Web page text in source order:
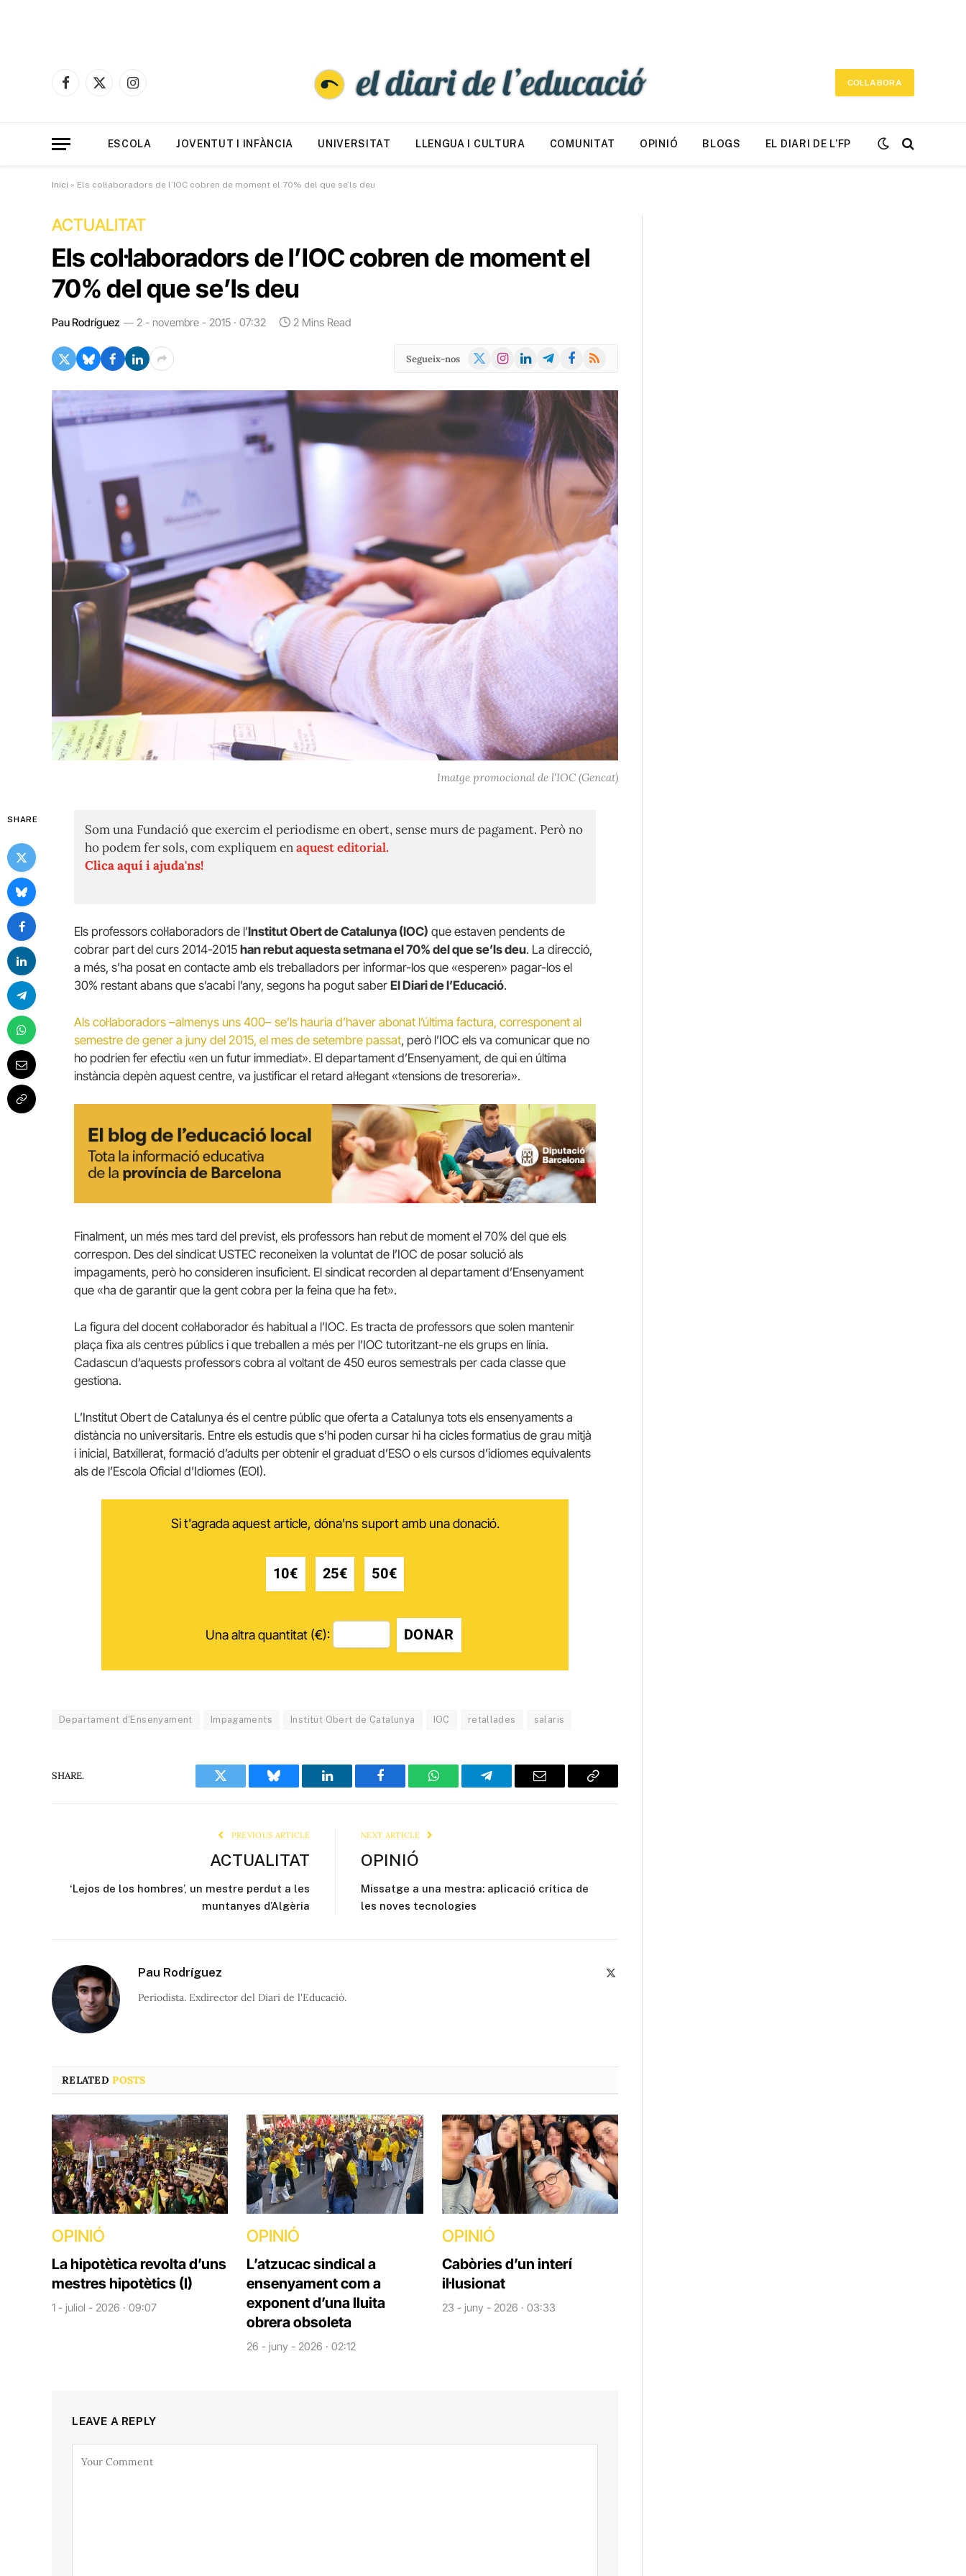
Facebook
X
Instagram
COL·LABORA
ESCOLA JOVENTUT I INFÀNCIA UNIVERSITAT LLENGUA I CULTURA COMUNITAT OPINIÓ BLOGS EL DIARI DE L’FP
Inici » Els col·laboradors de l’IOC cobren de moment el 70% del que se’ls deu
ACTUALITAT
Els col·laboradors de l’IOC cobren de moment el
70% del que se’ls deu
Pau Rodríguez 2 - novembre - 2015 · 07:32 2 Mins Read
Segueix-nos
X
Instagram
LinkedInTelegramFacebook
RSS
Imatge promocional de l'IOC (Gencat)
SHARE
Som una Fundació que exercim el periodisme en obert, sense murs de pagament. Però no
ho podem fer sols, com expliquem enaquest editorial.
Clica aquí i ajuda'ns!
Els professors col·laboradors de l’Institut Obert de Catalunya (IOC) que estaven pendents de
cobrar part del curs 2014-2015 han rebut aquesta setmana el 70% del que se’ls deu. La direcció,
a més, s’ha posat en contacte amb els treballadors per informar-los que «esperen» pagar-los el
30% restant abans que s’acabi l’any, segons ha pogut saber El Diari de l’Educació.
Als col·laboradors –almenys uns 400– se’ls hauria d’haver abonat l’última factura, corresponent al
semestre de gener a juny del 2015, el mes de setembre passat, però l’IOC els va comunicar que no
ho podrien fer efectiu «en un futur immediat». El departament d’Ensenyament, de qui en última
instància depèn aquest centre, va justificar el retard al·legant «tensions de tresoreria».
Finalment, un més mes tard del previst, els professors han rebut de moment el 70% del que els
correspon. Des del sindicat USTEC reconeixen la voluntat de l’IOC de posar solució als
impagaments, però ho consideren insuficient. El sindicat recorden al departament d’Ensenyament
que «ha de garantir que la gent cobra per la feina que ha fet».
La figura del docent col·laborador és habitual a l’IOC. Es tracta de professors que solen mantenir
plaça fixa als centres públics i que treballen a més per l’IOC tutoritzant-ne els grups en línia.
Cadascun d’aquests professors cobra al voltant de 450 euros semestrals per cada classe que
gestiona.
L’Institut Obert de Catalunya és el centre públic que oferta a Catalunya tots els ensenyaments a
distància no universitaris. Entre els estudis que s’hi poden cursar hi ha cicles formatius de grau mitjà
i inicial, Batxillerat, formació d’adults per obtenir el graduat d’ESO o els cursos d’idiomes equivalents
als de l’Escola Oficial d’Idiomes (EOI).
Si t'agrada aquest article, dóna'ns suport amb una donació.
10€ 25€ 50€
Una altra quantitat (€): DONAR
Departament d'Ensenyament Impagaments Institut Obert de Catalunya IOC retallades salaris
SHARE.
Twitter Bluesky LinkedIn Facebook WhatsAppTelegram Email
Copy
PREVIOUS ARTICLE
ACTUALITAT
‘Lejos de los hombres’, un mestre perdut a les
muntanyes d’Algèria
NEXT ARTICLE
OPINIÓ
Missatge a una mestra: aplicació crítica de
les noves tecnologies
Pau Rodríguez
Periodista. Exdirector del Diari de l'Educació.
RELATEDPOSTS
OPINIÓ
La hipotètica revolta d’uns
mestres hipotètics (I)
1 - juliol - 2026 · 09:07
OPINIÓ
L’atzucac sindical a
ensenyament com a
exponent d’una lluita
obrera obsoleta
26 - juny - 2026 · 02:12
OPINIÓ
Cabòries d’un interí
il·lusionat
23 - juny - 2026 · 03:33
LEAVE A REPLY